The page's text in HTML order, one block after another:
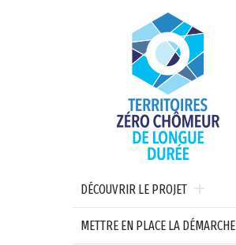
DÉCOUVRIR LE PROJET
METTRE EN PLACE LA DÉMARCHE